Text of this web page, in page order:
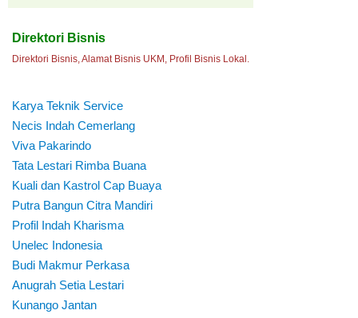
Direktori Bisnis
Direktori Bisnis, Alamat Bisnis UKM, Profil Bisnis Lokal.
Karya Teknik Service
Necis Indah Cemerlang
Viva Pakarindo
Tata Lestari Rimba Buana
Kuali dan Kastrol Cap Buaya
Putra Bangun Citra Mandiri
Profil Indah Kharisma
Unelec Indonesia
Budi Makmur Perkasa
Anugrah Setia Lestari
Kunango Jantan